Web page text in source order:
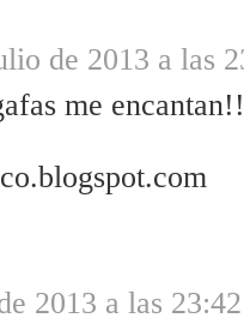
de 2013 a las
me encantan!!
2013 a las 23:42